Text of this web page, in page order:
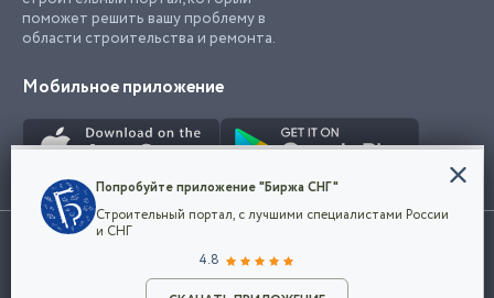
поможет решить вашу проблему в
области строительства и ремонта.
Мобильное приложение
Использование сайта, в том числе подача объявлений, означает
марки представленные на сайте являются собственностью их
Конфиденциальность
Мы используем файлы cookie, чтобы сделать
наш сайт удобным для каждого
Политикой конфиденциальности компании
и принимаете условия использования cookie.
Попробуйте приложение "Биржа СНГ"
Строительный портал, с лучшими специалистами России
и СНГ
4.8